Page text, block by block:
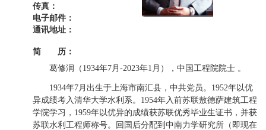
传真：
电子邮件：
通讯地址：
简 历：
葛修润（1934年7月-2023年1月），中国工程院院士 。
1934年7月出生于上海市南汇县，中共党员。1952年以优
异成绩考入清华大学水利系。1954年入前苏联敖德萨建筑工程
学院学习，1959年以优异的成绩获苏联优秀毕业生证书，并获
苏联水利工程师称号。回国后分配到中南力学研究所（即现在